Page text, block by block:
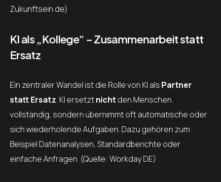
Zukunftsein.de)
KI als „Kollege“ – Zusammenarbeit statt
Ersatz
Ein zentraler Wandel ist die Rolle von KI als Partner
statt Ersatz. KI ersetztnichtden Menschen
vollständig, sondern übernimmt oft automatische oder
sich wiederholende Aufgaben. Dazu gehören zum
Beispiel Datenanalysen, Standardberichte oder
einfache Anfragen. (Quelle: Workday DE)